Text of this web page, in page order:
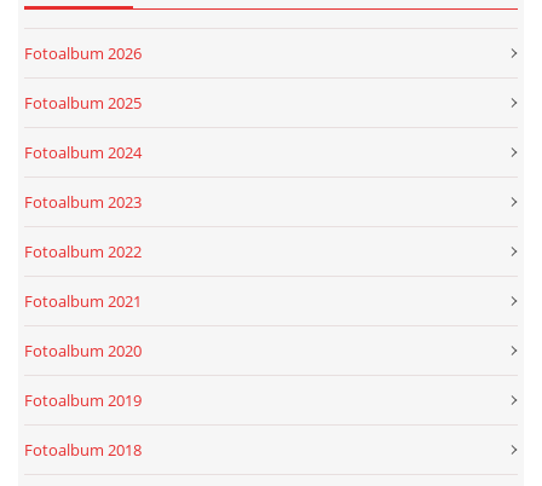
Fotoalbum 2026
Fotoalbum 2025
Fotoalbum 2024
Fotoalbum 2023
Fotoalbum 2022
Fotoalbum 2021
Fotoalbum 2020
Fotoalbum 2019
Fotoalbum 2018